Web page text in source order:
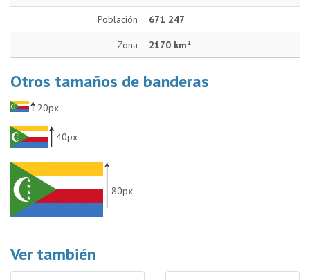
Población 671 247
Zona 2170 km²
Otros tamaños de banderas
20px
40px
80px
Ver también